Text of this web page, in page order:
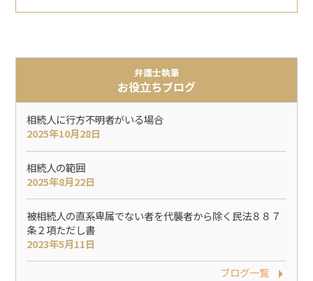
弁護士執筆
お役立ちブログ
相続人に行方不明者がいる場合
2025年10月28日
相続人の範囲
2025年8月22日
被相続人の直系卑属でない者を代襲者から除く民法８８７
条２項ただし書
2023年5月11日
ブログ一覧